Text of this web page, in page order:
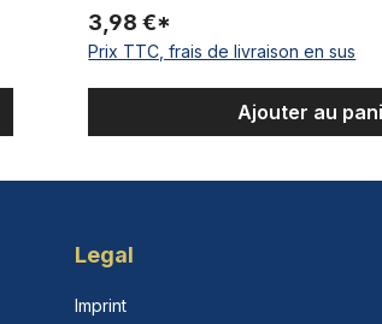
3,98 €*
Prix TTC, frais de livraison en sus
Ajouter au
Legal
Imprint